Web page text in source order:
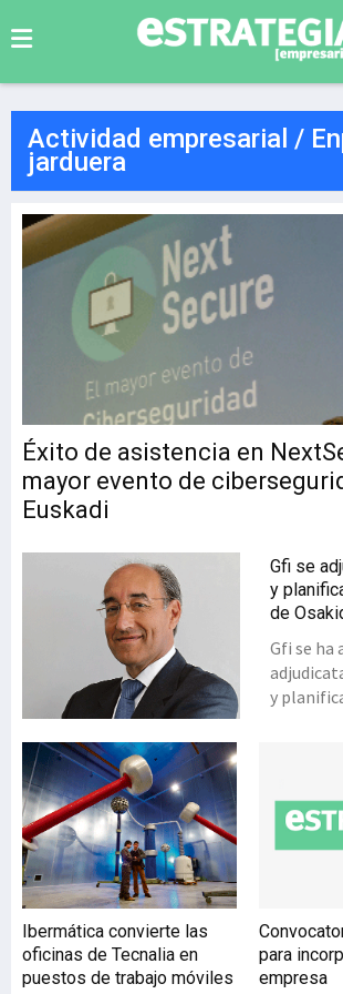
Actividad empresarial /
jarduera
Éxito de asistencia en
mayor evento de
Euskadi
Gfi se
y
de
Gfi se ha
y
mejor
aspectos.
Servicio
Ibermática convierte las
oficinas de Tecnalia en
puestos de trabajo móviles
para
empresa